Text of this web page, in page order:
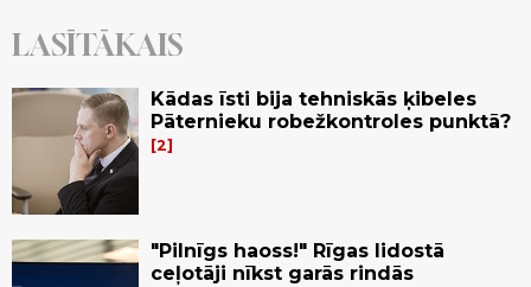
LASĪTĀKAIS
Kādas īsti bija tehniskās ķibeles
Pāternieku robežkontroles punktā?
2
"Pilnīgs haoss!" Rīgas lidostā
ceļotāji nīkst garās rindās